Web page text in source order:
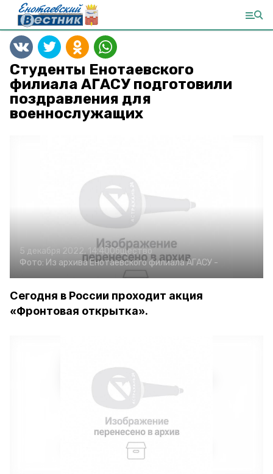
Студенты Енотаевского
филиала АГАСУ подготовили
поздравления для
военнослужащих
5 декабря 2022, 14:40Общество
Фото: Из архива Енотаевского филиала АГАСУ -
Сегодня в России проходит акция
«Фронтовая открытка».